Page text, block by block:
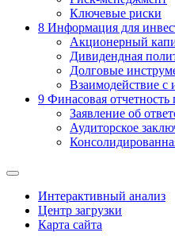
Ключевые риски
8 Информация для
Акционерный
Дивидендная
Долговые
Взаимодействие с
9 Финасовая
Заявление об
Аудиторское
Интерактивный анализ
Центр загрузки
Карта сайта